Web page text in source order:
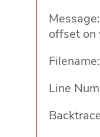
offset on
Line